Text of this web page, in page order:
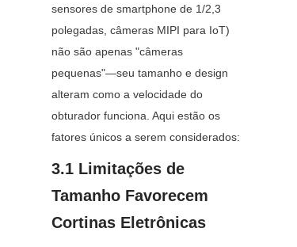
sensores de smartphone de 1/2,3
polegadas, câmeras MIPI para IoT)
não são apenas "câmeras
pequenas"—seu tamanho e design
alteram como a velocidade do
obturador funciona. Aqui estão os
fatores únicos a serem considerados:
3.1 Limitações de
Tamanho Favorecem
Cortinas Eletrônicas